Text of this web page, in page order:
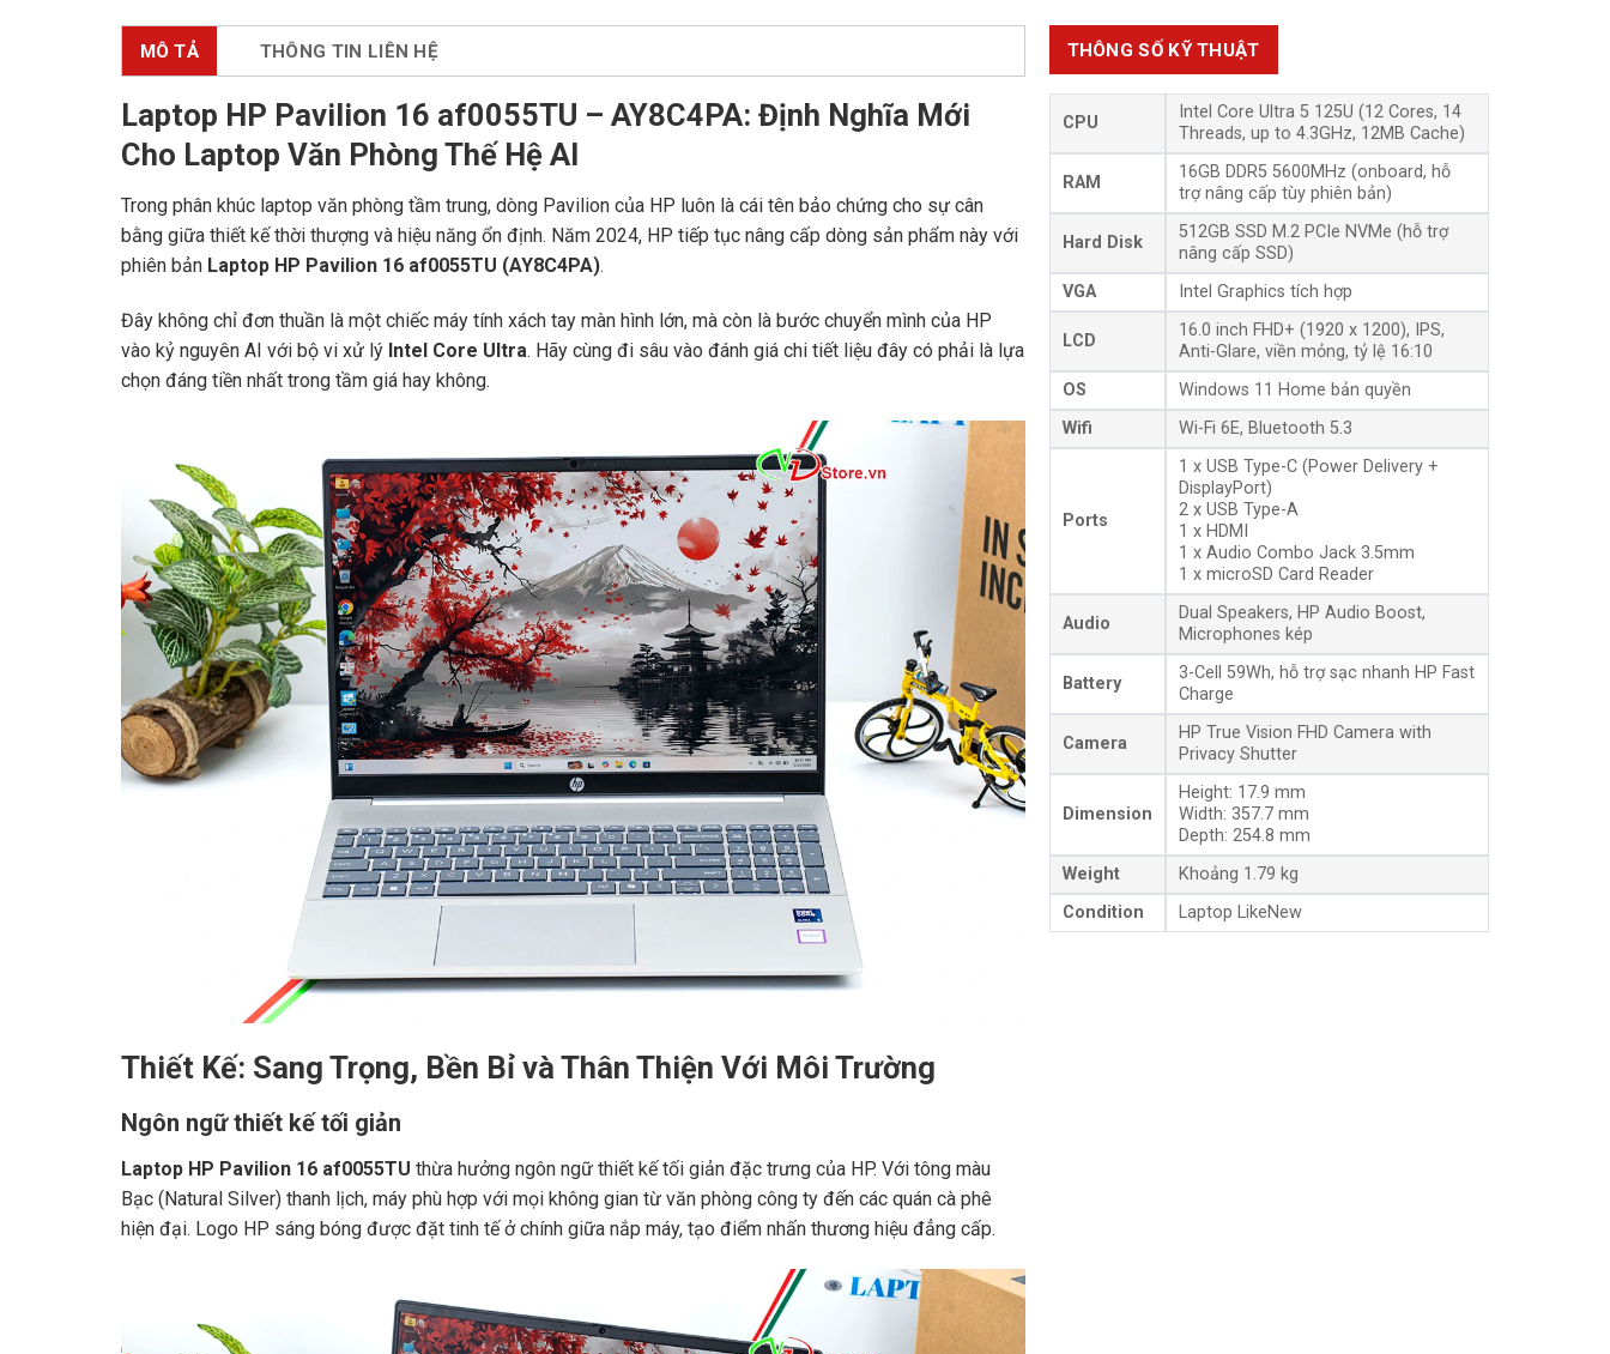
MÔ TẢ THÔNG TIN LIÊN HỆ
Laptop HP Pavilion 16 af0055TU – AY8C4PA: Định Nghĩa Mới
Cho Laptop Văn Phòng Thế Hệ AI
Trong phân khúc laptop văn phòng tầm trung, dòng Pavilion của HP luôn là cái tên bảo chứng cho sự cân
bằng giữa thiết kế thời thượng và hiệu năng ổn định. Năm 2024, HP tiếp tục nâng cấp dòng sản phẩm này với
phiên bản Laptop HP Pavilion 16 af0055TU (AY8C4PA).
Đây không chỉ đơn thuần là một chiếc máy tính xách tay màn hình lớn, mà còn là bước chuyển mình của HP
vào kỷ nguyên AI với bộ vi xử lý Intel Core Ultra. Hãy cùng đi sâu vào đánh giá chi tiết liệu đây có phải là lựa
chọn đáng tiền nhất trong tầm giá hay không.
Thiết Kế: Sang Trọng, Bền Bỉ và Thân Thiện Với Môi Trường
Ngôn ngữ thiết kế tối giản
Laptop HP Pavilion 16 af0055TU thừa hưởng ngôn ngữ thiết kế tối giản đặc trưng của HP. Với tông màu
Bạc (Natural Silver) thanh lịch, máy phù hợp với mọi không gian từ văn phòng công ty đến các quán cà phê
hiện đại. Logo HP sáng bóng được đặt tinh tế ở chính giữa nắp máy, tạo điểm nhấn thương hiệu đẳng cấp.
THÔNG SỐ KỸ THUẬT
CPU
Intel Core Ultra 5 125U (12 Cores, 14
Threads, up to 4.3GHz, 12MB Cache)
RAM
16GB DDR5 5600MHz (onboard, hỗ
trợ nâng cấp tùy phiên bản)
Hard Disk
512GB SSD M.2 PCIe NVMe (hỗ trợ
nâng cấp SSD)
VGA
Intel Graphics tích hợp
LCD
16.0 inch FHD+ (1920 x 1200), IPS,
Anti-Glare, viền mỏng, tỷ lệ 16:10
OS
Windows 11 Home bản quyền
Wifi
Wi-Fi 6E, Bluetooth 5.3
Ports
1 x USB Type-C (Power Delivery +
DisplayPort)
2 x USB Type-A
1 x HDMI
1 x Audio Combo Jack 3.5mm
1 x microSD Card Reader
Audio
Dual Speakers, HP Audio Boost,
Microphones kép
Battery
3-Cell 59Wh, hỗ trợ sạc nhanh HP Fast
Charge
Camera
HP True Vision FHD Camera with
Privacy Shutter
Dimension
Height: 17.9 mm
Width: 357.7 mm
Depth: 254.8 mm
Weight
Khoảng 1.79 kg
Condition
Laptop LikeNew